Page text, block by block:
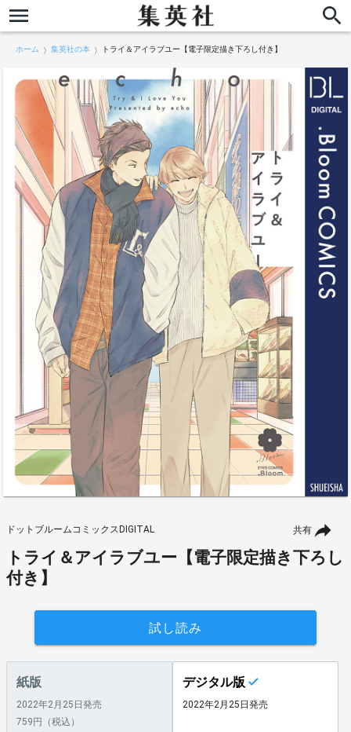
ホーム 集英社の本 トライ＆アイラブユー【電子限定描き下ろし付き】
共有
ドットブルームコミックスDIGITAL
トライ＆アイラブユー【電子限定描き下ろし
付き】
試し読み
紙版
2022年2月25日発売
759円（税込）
デジタル版
2022年2月25日発売